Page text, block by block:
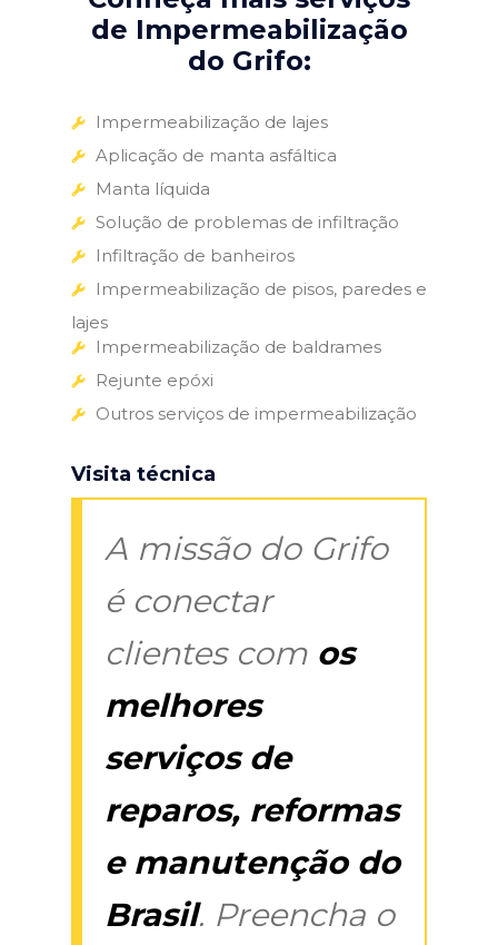
de Impermeabilização
do Grifo:
Impermeabilização de lajes
Aplicação de manta asfáltica
Manta líquida
Solução de problemas de infiltração
Infiltração de banheiros
Impermeabilização de pisos, paredes e
lajes
Impermeabilização de baldrames
Rejunte epóxi
Outros serviços de impermeabilização
Visita técnica
A missão do Grifo
é conectar
clientes com os
melhores
serviços de
reparos, reformas
e manutenção do
Brasil. Preencha o